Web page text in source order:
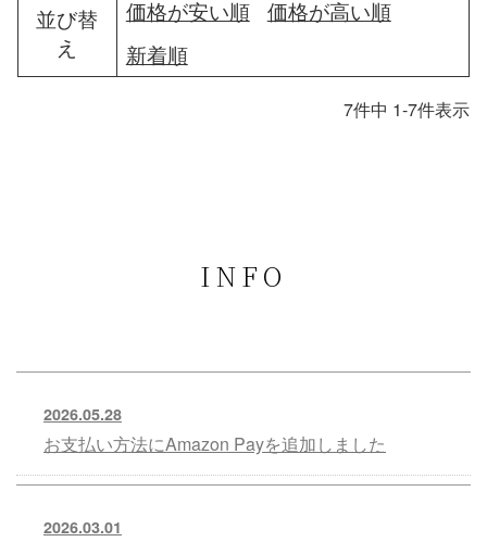
並び替
え
価格が安い順
価格が高い順
新着順
7件中 1-7件表示
INFO
2026.05.28
お支払い方法にAmazon Payを追加しました
2026.03.01